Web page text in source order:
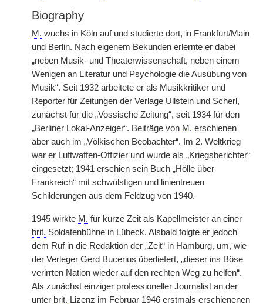
Biography
M. wuchs in Köln auf und studierte dort, in Frankfurt/Main
und Berlin. Nach eigenem Bekunden erlernte er dabei
„neben Musik- und Theaterwissenschaft, neben einem
Wenigen an Literatur und Psychologie die Ausübung von
Musik“. Seit 1932 arbeitete er als Musikkritiker und
Reporter für Zeitungen der Verlage Ullstein und Scherl,
zunächst für die „Vossische Zeitung“, seit 1934 für den
„Berliner Lokal-Anzeiger“. Beiträge von M. erschienen
aber auch im „Völkischen Beobachter“. Im 2. Weltkrieg
war er Luftwaffen-Offizier und wurde als „Kriegsberichter“
eingesetzt; 1941 erschien sein Buch „Hölle über
Frankreich“ mit schwülstigen und linientreuen
Schilderungen aus dem Feldzug von 1940.
1945 wirkte M. für kurze Zeit als Kapellmeister an einer
brit. Soldatenbühne in Lübeck. Alsbald folgte er jedoch
dem Ruf in die Redaktion der „Zeit“ in Hamburg, um, wie
der Verleger Gerd Bucerius überliefert, „dieser ins Böse
verirrten Nation wieder auf den rechten Weg zu helfen“.
Als zunächst einziger professioneller Journalist an der
unter brit. Lizenz im Februar 1946 erstmals erschienenen